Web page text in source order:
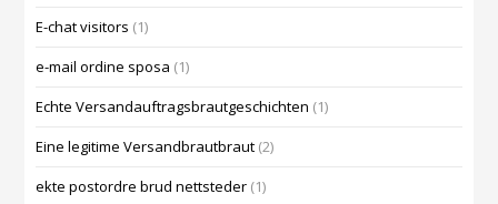
E-chat visitors (1)
e-mail ordine sposa (1)
Echte Versandauftragsbrautgeschichten (1)
Eine legitime Versandbrautbraut (2)
ekte postordre brud nettsteder (1)